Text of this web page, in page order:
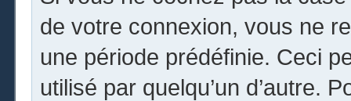
de votre connexion, vous ne
une période prédéfinie. Ceci
utilisé par quelqu’un d’autre.